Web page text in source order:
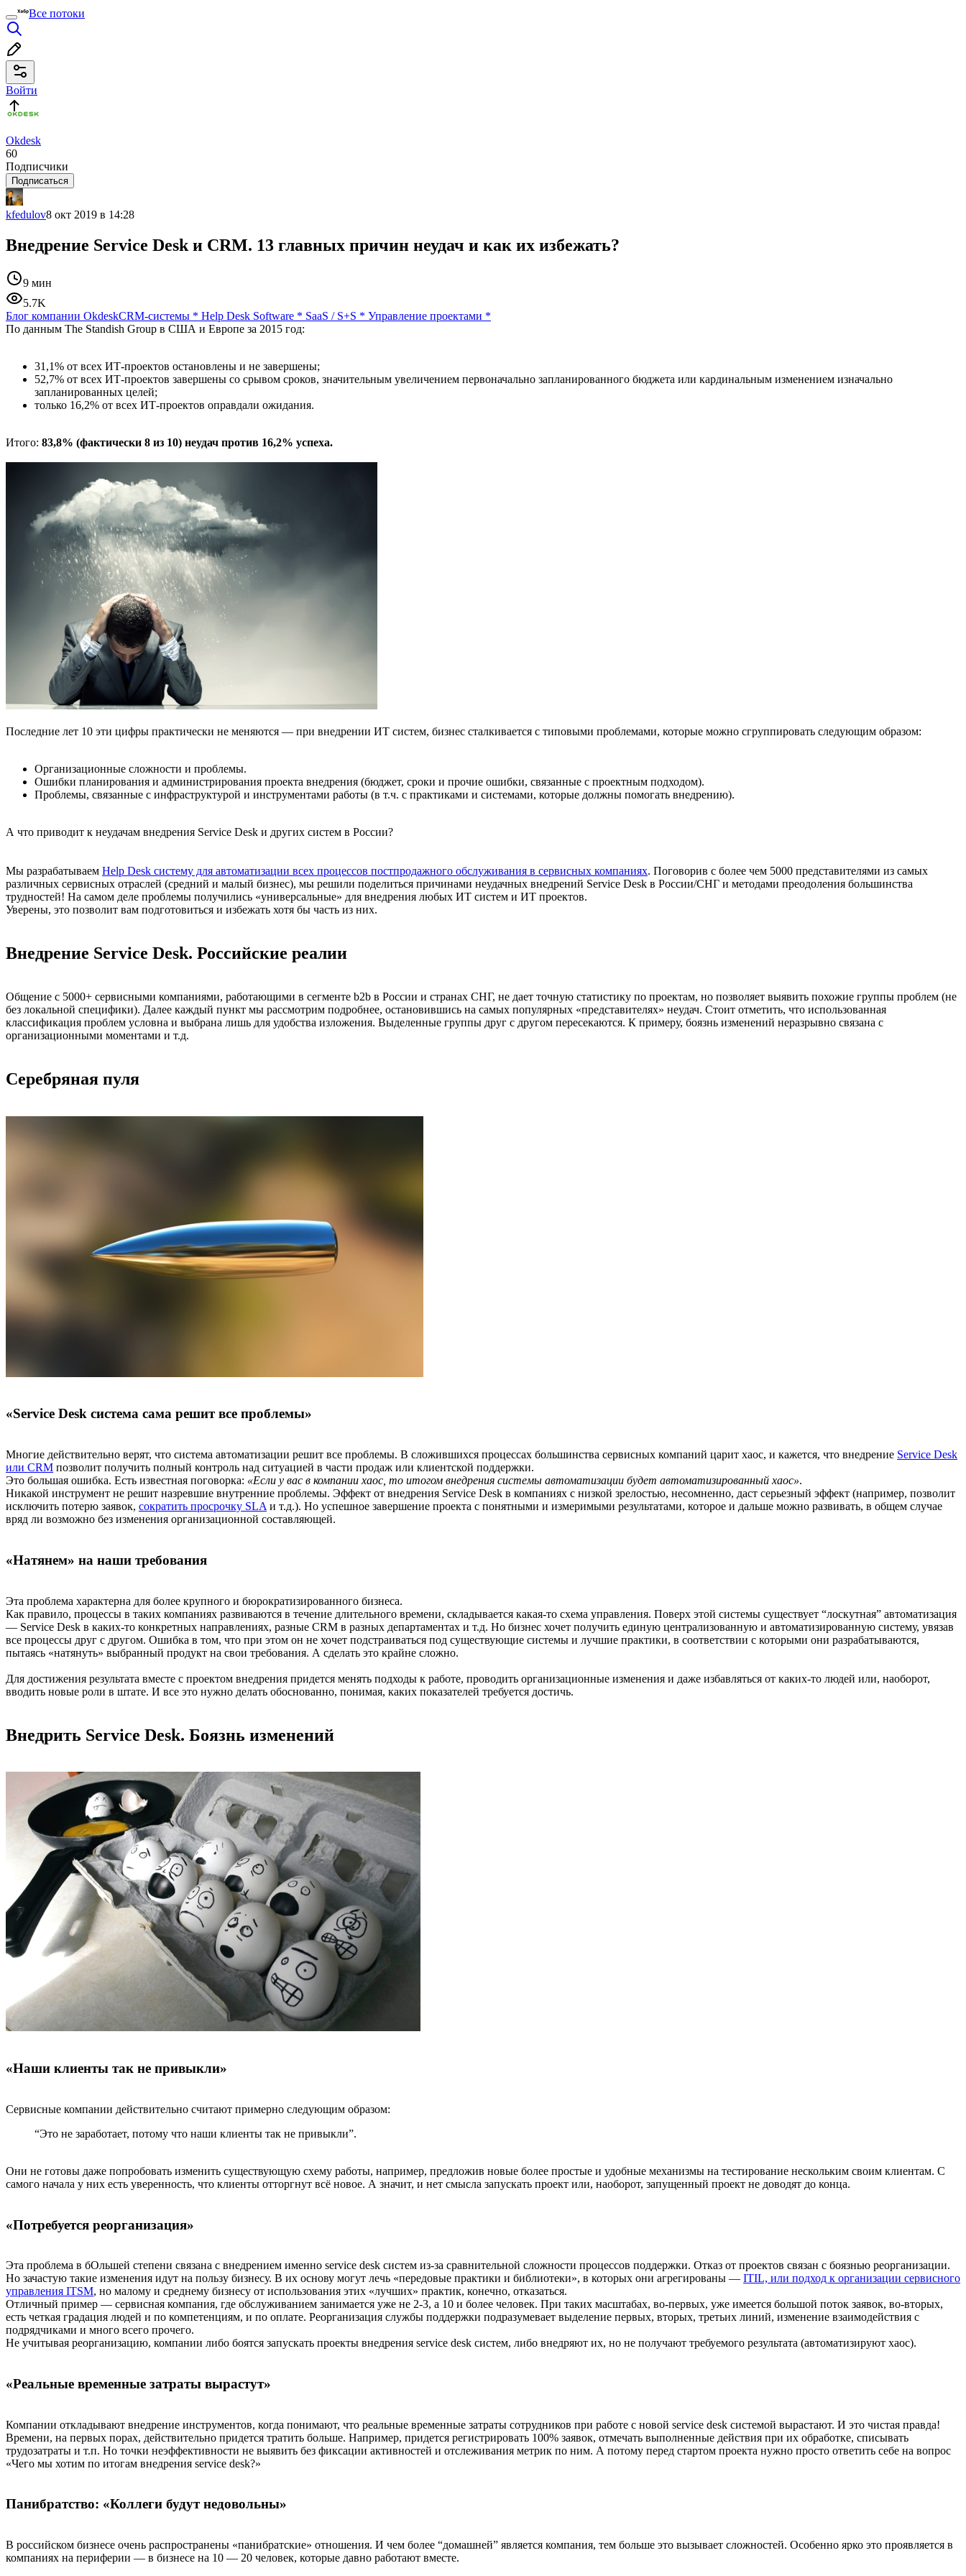
Все потоки
Войти
Okdesk
60
Подписчики
Подписаться
kfedulov8 окт 2019 в 14:28
Внедрение Service Desk и CRM. 13 главных причин неудач и как их избежать?
9 мин
5.7K
Блог компании OkdeskCRM-системы * Help Desk Software * SaaS / S+S * Управление проектами *
По данным The Standish Group в США и Европе за 2015 год:
31,1% от всех ИТ-проектов остановлены и не завершены;
52,7% от всех ИТ-проектов завершены со срывом сроков, значительным увеличением первоначально запланированного бюджета или кардинальным изменением изначально
запланированных целей;
только 16,2% от всех ИТ-проектов оправдали ожидания.
Итого: 83,8% (фактически 8 из 10) неудач против 16,2% успеха.
Последние лет 10 эти цифры практически не меняются — при внедрении ИТ систем, бизнес сталкивается с типовыми проблемами, которые можно сгруппировать следующим образом:
Организационные сложности и проблемы.
Ошибки планирования и администрирования проекта внедрения (бюджет, сроки и прочие ошибки, связанные с проектным подходом).
Проблемы, связанные с инфраструктурой и инструментами работы (в т.ч. с практиками и системами, которые должны помогать внедрению).
А что приводит к неудачам внедрения Service Desk и других систем в России?
Мы разрабатываем Help Desk систему для автоматизации всех процессов постпродажного обслуживания в сервисных компаниях. Поговорив с более чем 5000 представителями из самых
различных сервисных отраслей (средний и малый бизнес), мы решили поделиться причинами неудачных внедрений Service Desk в России/СНГ и методами преодоления большинства
трудностей! На самом деле проблемы получились «универсальные» для внедрения любых ИТ систем и ИТ проектов.
Уверены, это позволит вам подготовиться и избежать хотя бы часть из них.
Внедрение Service Desk. Российские реалии
Общение с 5000+ сервисными компаниями, работающими в сегменте b2b в России и странах СНГ, не дает точную статистику по проектам, но позволяет выявить похожие группы проблем (не
без локальной специфики). Далее каждый пункт мы рассмотрим подробнее, остановившись на самых популярных «представителях» неудач. Стоит отметить, что использованная
классификация проблем условна и выбрана лишь для удобства изложения. Выделенные группы друг с другом пересекаются. К примеру, боязнь изменений неразрывно связана с
организационными моментами и т.д.
Серебряная пуля
«Service Desk система сама решит все проблемы»
Многие действительно верят, что система автоматизации решит все проблемы. В сложившихся процессах большинства сервисных компаний царит хаос, и кажется, что внедрение Service Desk
или CRM позволит получить полный контроль над ситуацией в части продаж или клиентской поддержки.
Это большая ошибка. Есть известная поговорка: «Если у вас в компании хаос, то итогом внедрения системы автоматизации будет автоматизированный хаос».
Никакой инструмент не решит назревшие внутренние проблемы. Эффект от внедрения Service Desk в компаниях с низкой зрелостью, несомненно, даст серьезный эффект (например, позволит
исключить потерю заявок, сократить просрочку SLA и т.д.). Но успешное завершение проекта с понятными и измеримыми результатами, которое и дальше можно развивать, в общем случае
вряд ли возможно без изменения организационной составляющей.
«Натянем» на наши требования
Эта проблема характерна для более крупного и бюрократизированного бизнеса.
Как правило, процессы в таких компаниях развиваются в течение длительного времени, складывается какая-то схема управления. Поверх этой системы существует “лоскутная” автоматизация
— Service Desk в каких-то конкретных направлениях, разные CRM в разных департаментах и т.д. Но бизнес хочет получить единую централизованную и автоматизированную систему, увязав
все процессы друг с другом. Ошибка в том, что при этом он не хочет подстраиваться под существующие системы и лучшие практики, в соответствии с которыми они разрабатываются,
пытаясь «натянуть» выбранный продукт на свои требования. А сделать это крайне сложно.
Для достижения результата вместе с проектом внедрения придется менять подходы к работе, проводить организационные изменения и даже избавляться от каких-то людей или, наоборот,
вводить новые роли в штате. И все это нужно делать обоснованно, понимая, каких показателей требуется достичь.
Внедрить Service Desk. Боязнь изменений
«Наши клиенты так не привыкли»
Сервисные компании действительно считают примерно следующим образом:
“Это не заработает, потому что наши клиенты так не привыкли”.
Они не готовы даже попробовать изменить существующую схему работы, например, предложив новые более простые и удобные механизмы на тестирование нескольким своим клиентам. С
самого начала у них есть уверенность, что клиенты отторгнут всё новое. А значит, и нет смысла запускать проект или, наоборот, запущенный проект не доводят до конца.
«Потребуется реорганизация»
Эта проблема в бОльшей степени связана с внедрением именно service desk систем из-за сравнительной сложности процессов поддержки. Отказ от проектов связан с боязнью реорганизации.
Но зачастую такие изменения идут на пользу бизнесу. В их основу могут лечь «передовые практики и библиотеки», в которых они агрегированы — ITIL, или подход к организации сервисного
управления ITSM, но малому и среднему бизнесу от использования этих «лучших» практик, конечно, отказаться.
Отличный пример — сервисная компания, где обслуживанием занимается уже не 2-3, а 10 и более человек. При таких масштабах, во-первых, уже имеется большой поток заявок, во-вторых,
есть четкая градация людей и по компетенциям, и по оплате. Реорганизация службы поддержки подразумевает выделение первых, вторых, третьих линий, изменение взаимодействия с
подрядчиками и много всего прочего.
Не учитывая реорганизацию, компании либо боятся запускать проекты внедрения service desk систем, либо внедряют их, но не получают требуемого результата (автоматизируют хаос).
«Реальные временные затраты вырастут»
Компании откладывают внедрение инструментов, когда понимают, что реальные временные затраты сотрудников при работе с новой service desk системой вырастают. И это чистая правда!
Времени, на первых порах, действительно придется тратить больше. Например, придется регистрировать 100% заявок, отмечать выполненные действия при их обработке, списывать
трудозатраты и т.п. Но точки неэффективности не выявить без фиксации активностей и отслеживания метрик по ним. А потому перед стартом проекта нужно просто ответить себе на вопрос
«Чего мы хотим по итогам внедрения service desk?»
Панибратство: «Коллеги будут недовольны»
В российском бизнесе очень распространены «панибратские» отношения. И чем более “домашней” является компания, тем больше это вызывает сложностей. Особенно ярко это проявляется в
компаниях на периферии — в бизнесе на 10 — 20 человек, которые давно работают вместе.